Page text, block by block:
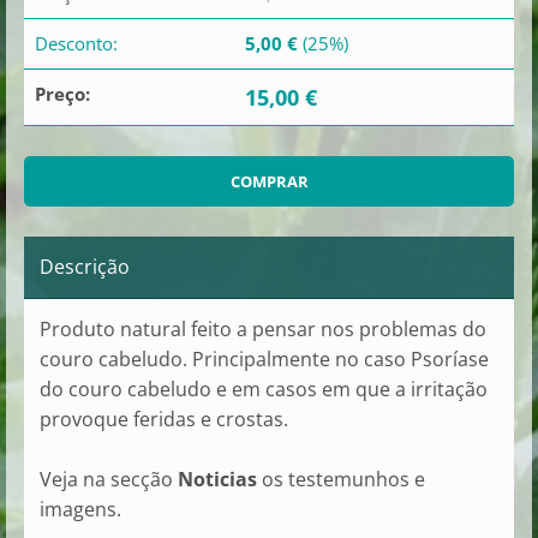
Desconto: 5,00 € (25%)
Preço: 15,00 €
Descrição
Produto natural feito a pensar nos problemas do
couro cabeludo. Principalmente no caso Psoríase
do couro cabeludo e em casos em que a irritação
provoque feridas e crostas.
Veja na secção Noticias os testemunhos e
imagens.